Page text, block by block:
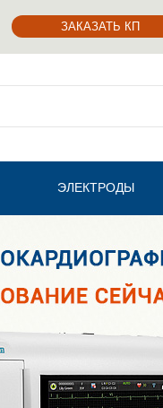
ЗАКАЗАТЬ КП
ЭЛЕКТРОДЫ